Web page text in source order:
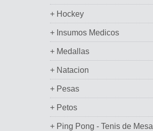
+ Hockey
+ Insumos Medicos
+ Medallas
+ Natacion
+ Pesas
+ Petos
+ Ping Pong - Tenis de Mesa